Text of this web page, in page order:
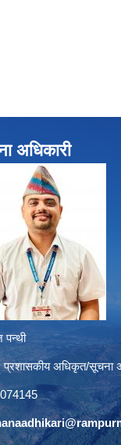
अधिकारी
पन्थी
प्रशासकीय अधिकृत/सूचना